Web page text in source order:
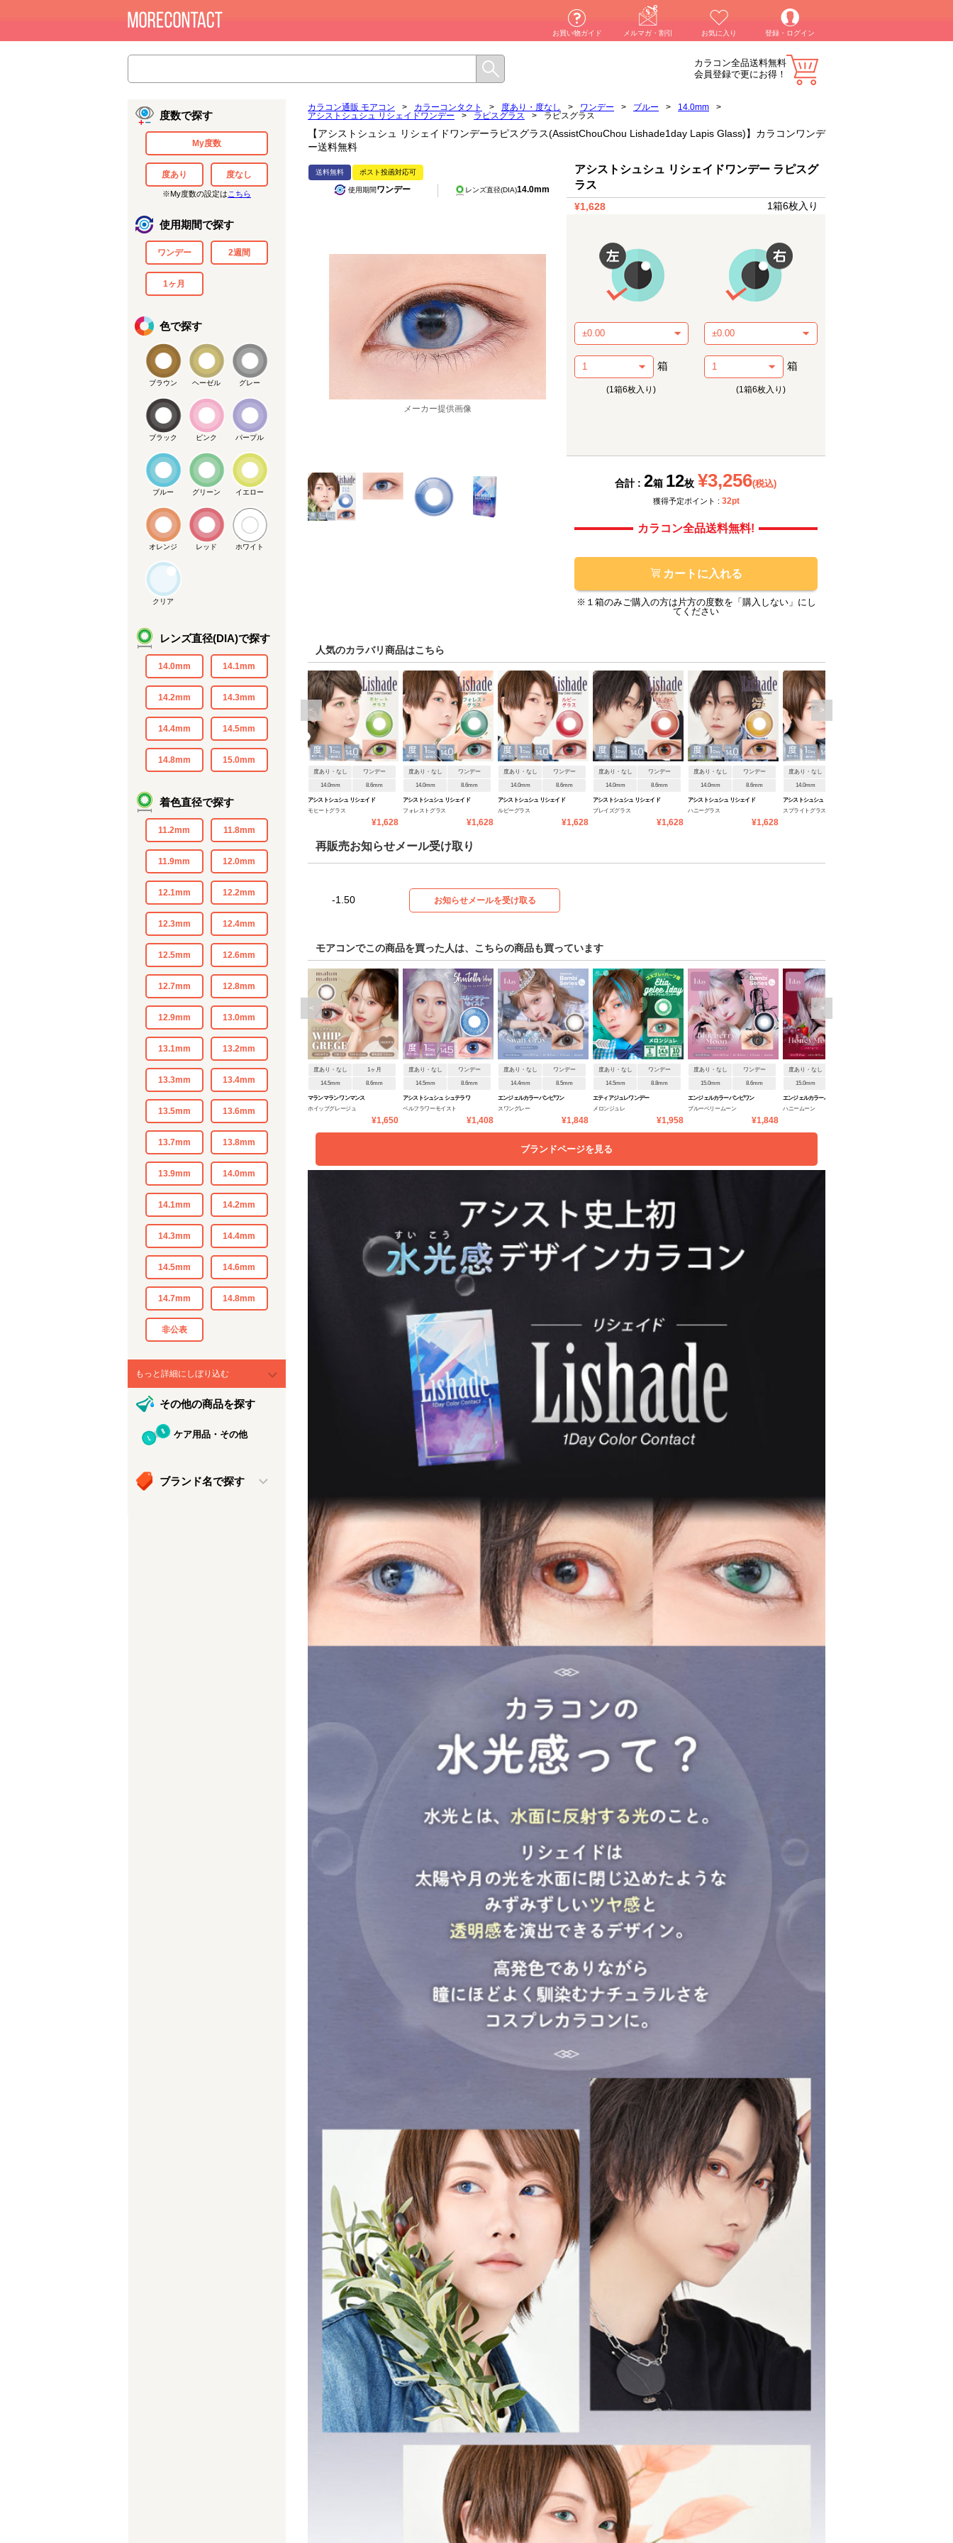
お買い物ガイド メルマガ・割引 お気に入り 登録・ログイン
カラコン全品送料無料
会員登録で更にお得！
度数で探す
My度数
度あり 度なし
※My度数の設定は こちら
使用期間で探す
ワンデー 2週間
1ヶ月
色で探す
ブラウン ヘーゼル グレー
ブラック ピンク パープル
ブルー グリーン イエロー
オレンジ レッド ホワイト
クリア
レンズ直径(DIA)で探す
14.0mm 14.1mm
14.2mm 14.3mm
14.4mm 14.5mm
14.8mm 15.0mm
着色直径で探す
11.2mm 11.8mm
11.9mm 12.0mm
12.1mm 12.2mm
12.3mm 12.4mm
12.5mm 12.6mm
12.7mm 12.8mm
12.9mm 13.0mm
13.1mm 13.2mm
13.3mm 13.4mm
13.5mm 13.6mm
13.7mm 13.8mm
13.9mm 14.0mm
14.1mm 14.2mm
14.3mm 14.4mm
14.5mm 14.6mm
14.7mm 14.8mm
非公表
もっと詳細にしぼり込む
その他の商品を探す
ケア用品・その他
ブランド名で探す
カラコン通販 モアコン > カラーコンタクト > 度あり・度なし > ワンデー > ブルー > 14.0mm
>
アシストシュシュ リシェイドワンデー
> ラピスグラス > ラピスグラス
【アシストシュシュ リシェイドワンデーラピスグラス(AssistChouChou Lishade1day Lapis Glass)】カラコンワンデ
ー送料無料
送料無料 ポスト投函対応可
使用期間ワンデー レンズ直径(DIA)14.0mm
メーカー提供画像
メーカー提供画像
アシストシュシュ リシェイドワンデー ラピスグ
ラス
¥1,628 1箱6枚入り
箱
(1箱6枚入り)
箱
(1箱6枚入り)
合計 : 2箱 12枚 ¥3,256(税込)
獲得予定ポイント : 32pt
カラコン全品送料無料!
カートに入れる
※１箱のみご購入の方は片方の度数を「購入しない」にし
てください
人気のカラバリ商品はこちら
度あり・なし ワンデー
14.0mm 8.6mm
アシストシュシュ リシェイド
モヒートグラス
¥1,628
度あり・なし ワンデー
14.0mm 8.6mm
アシストシュシュ リシェイド
フォレストグラス
¥1,628
度あり・なし ワンデー
14.0mm 8.6mm
アシストシュシュ リシェイド
ルビーグラス
¥1,628
度あり・なし ワンデー
14.0mm 8.6mm
アシストシュシュ リシェイド
ブレイズグラス
¥1,628
度あり・なし ワンデー
14.0mm 8.6mm
アシストシュシュ リシェイド
ハニーグラス
¥1,628
度あり・なし
14.0mm
アシストシュシュ リシェイド
スプライトグラス
< >
再販売お知らせメール受け取り
-1.50 お知らせメールを受け取る
モアコンでこの商品を買った人は、こちらの商品も買っています
度あり・なし 1ヶ月
14.5mm 8.6mm
マランマラン ワンマンス
ホイップグレージュ
¥1,650
度あり・なし ワンデー
14.5mm 8.6mm
アシストシュシュ シュテラワ
ンデー
ベルフラワーモイスト
¥1,408
度あり・なし ワンデー
14.4mm 8.5mm
エンジェルカラーバンビワン
デーNEW
スワングレー
¥1,848
度あり・なし ワンデー
14.5mm 8.8mm
エティアジュレワンデー
メロンジュレ
¥1,958
度あり・なし ワンデー
15.0mm 8.6mm
エンジェルカラーバンビワン
デーNEW
ブルーベリームーン
¥1,848
度あり・なし
15.0mm
エンジェルカラーバンビワン
デーNEW
ハニームーン
< >
ブランドページを見る